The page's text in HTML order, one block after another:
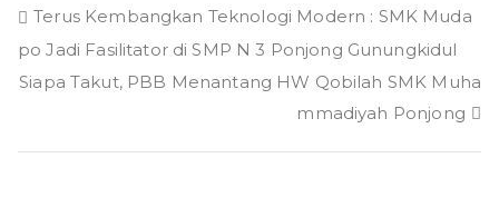
Post
navigation
Terus Kembangkan Teknologi Modern : SMK Muda
po Jadi Fasilitator di SMP N 3 Ponjong Gunungkidul
Siapa Takut, PBB Menantang HW Qobilah SMK Muha
mmadiyah Ponjong